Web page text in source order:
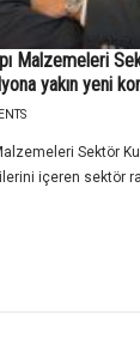
Malzemeleri
yakın yeni
Sektör
içeren sektör